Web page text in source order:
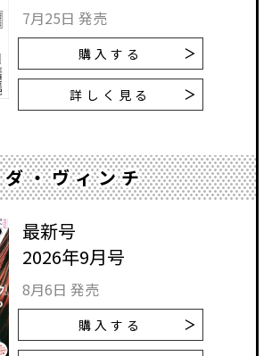
7月25日 発売
購入する
詳しく見る
ダ・ヴィンチ
最新号
2026年9月号
8月6日 発売
購入する